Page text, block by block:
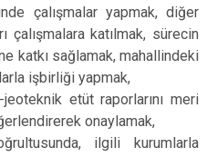
çalışmalar yapmak, diğer
çalışmalara katılmak, sürecin
katkı sağlamak, mahallindeki
işbirliği yapmak,
etüt raporlarını meri
onaylamak,
ilgili kurumlarla